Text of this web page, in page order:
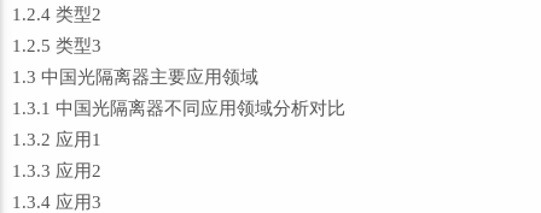
1.2.4 类型2
1.2.5 类型3
1.3 中国光隔离器主要应用领域
1.3.1 中国光隔离器不同应用领域分析对比
1.3.2 应用1
1.3.3 应用2
1.3.4 应用3